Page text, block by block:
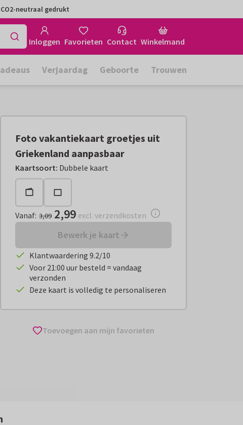
CO2-neutraal gedrukt
Inloggen Favorieten Contact Winkelmand
Verjaardag Geboorte Trouwen
Foto vakantiekaart groetjes uit
Griekenland aanpasbaar
Kaartsoort: Dubbele kaart
Vanaf:€ 2,99 excl. verzendkosten
Vanaf: 3,09 2,99 excl. verzendkosten
Bewerk je kaart
Klantwaardering 9.2/10
Voor 21:00 uur besteld = vandaag
verzonden
Deze kaart is volledig te personaliseren
Toevoegen aan mijn favorieten